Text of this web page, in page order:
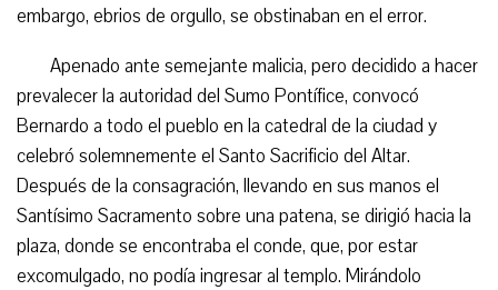
embargo, ebrios de orgullo, se obstinaban en el error.
Apenado ante semejante malicia, pero decidido a hacer
prevalecer la autoridad del Sumo Pontífice, convocó
Bernardo a todo el pueblo en la catedral de la ciudad y
celebró solemnemente el Santo Sacrificio del Altar.
Después de la consagración, llevando en sus manos el
Santísimo Sacramento sobre una patena, se dirigió hacia la
plaza, donde se encontraba el conde, que, por estar
excomulgado, no podía ingresar al templo. Mirándolo